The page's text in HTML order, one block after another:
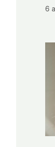
6